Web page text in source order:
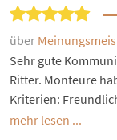
über
Sehr gute
Ritter. Monteure
Kriterien:
mehr lesen ...